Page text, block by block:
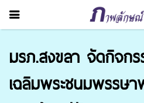
มรภ.สงขลา จัดกิจกร
เฉลิมพระชนมพรรษา